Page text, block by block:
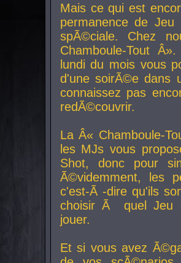
Mais ce qui est
permanence de
spÃ©ciale. Chez
Chamboule-Tout
lundi du mois vous
d'une soirÃ©e dans
connaissez pas
redÃ©couvrir.
La Â« Chamboule-
les MJs vous
Shot, donc pour
Ã©videmment, les
c'est-Ã -dire qu'ils
choisir Ã quel Jeu
jouer.
Et si vous avez